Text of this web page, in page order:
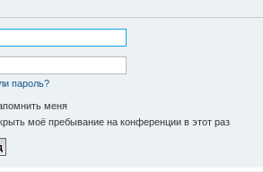
пароль?
меня
моё пребывание на конференции в этот раз